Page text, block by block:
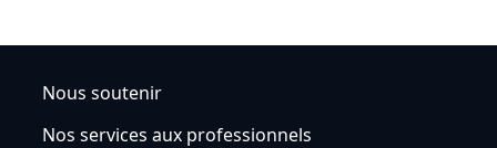
Nous soutenir
Nos services aux professionnels